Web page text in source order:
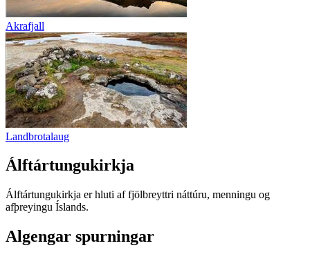
Akrafjall
Landbrotalaug
Álftártungukirkja
Álftártungukirkja er hluti af fjölbreyttri náttúru, menningu og
afþreyingu Íslands.
Algengar spurningar